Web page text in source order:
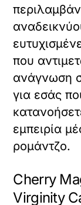
που
ανάγνωση
για εσάς
εμπειρία
ρομάντζο.
Cherry
Virginity